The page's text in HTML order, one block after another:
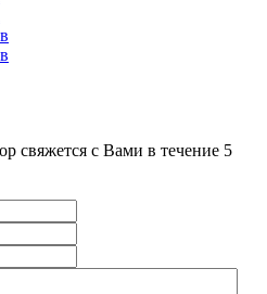
свяжется с Вами в течение 5